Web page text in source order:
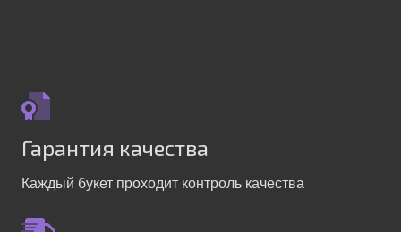
Гарантия качества
Каждый букет проходит контроль качества